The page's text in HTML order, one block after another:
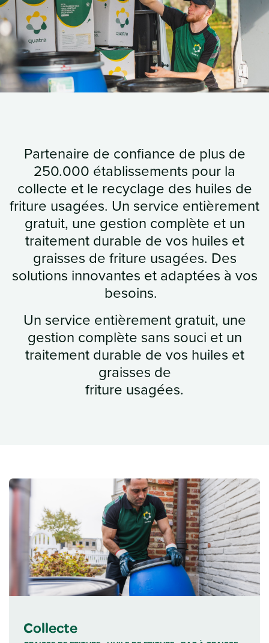
Partenaire de confiance de plus de
250.000 établissements pour la
collecte et le recyclage des huiles de
friture usagées. Un service entièrement
gratuit, une gestion complète et un
traitement durable de vos huiles et
graisses de friture usagées. Des
solutions innovantes et adaptées à vos
besoins. ​
Un service entièrement gratuit, une
gestion complète sans souci et un
traitement durable de vos huiles et
graisses de
friture usagées.
Collecte